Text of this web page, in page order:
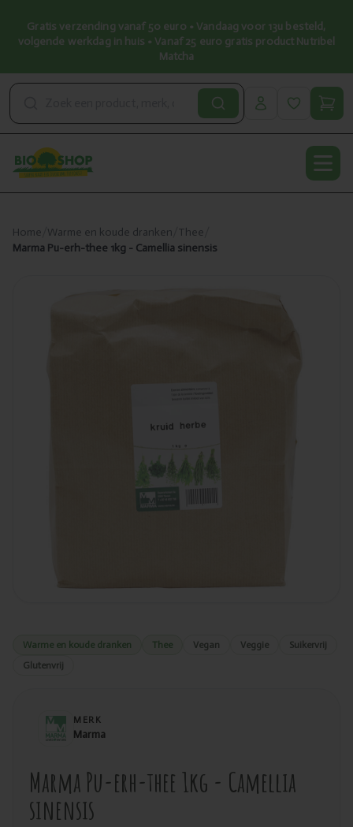
Gratis verzending vanaf 50 euro • Vandaag voor 13u besteld,
volgende werkdag in huis • Vanaf 25 euro gratis product Nutribel
Matcha
Home Warme en koude dranken Thee
Marma Pu-erh-thee 1kg - Camellia sinensis
Warme en koude dranken Thee Vegan Veggie
Suikervrij
Glutenvrij
MERK
Marma
Marma Pu-erh-thee 1kg - Camellia
sinensis